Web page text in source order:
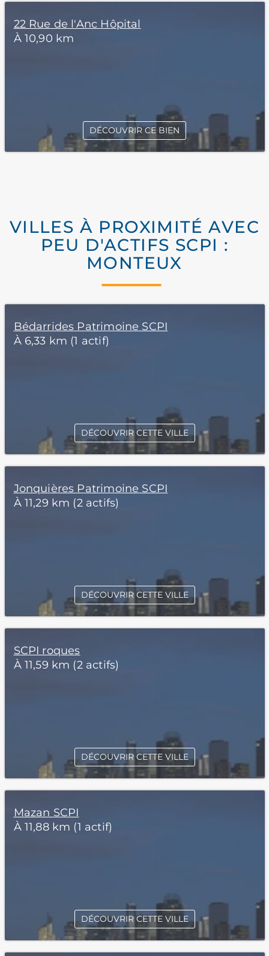
22 Rue de l'Anc Hôpital
À 10,90 km
DÉCOUVRIR CE BIEN
VILLES À PROXIMITÉ AVEC
PEU D'ACTIFS SCPI :
MONTEUX
Bédarrides Patrimoine SCPI
À 6,33 km (1 actif)
DÉCOUVRIR CETTE VILLE
Jonquières Patrimoine SCPI
À 11,29 km (2 actifs)
DÉCOUVRIR CETTE VILLE
SCPI roques
À 11,59 km (2 actifs)
DÉCOUVRIR CETTE VILLE
Mazan SCPI
À 11,88 km (1 actif)
DÉCOUVRIR CETTE VILLE